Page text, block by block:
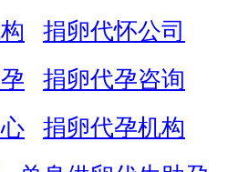
捐卵代怀公司
捐卵代孕咨询
捐卵代孕机构